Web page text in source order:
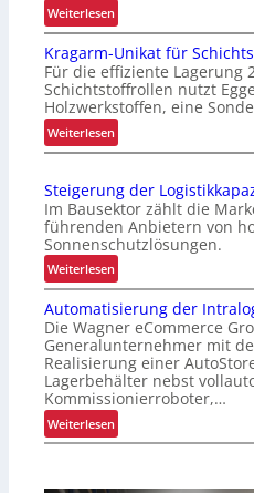
Weiterlesen:
V
e
r
b
e
s
s
r
t
e
K
u
n
d
e
n
e
r
Kragarm-Unikat für
Für die effiziente Lagerung
Schichtstoffrollen nutzt
Holzwerkstoffen, eine
Weiterlesen:
K
a
g
a
r
m
n
i
k
a
t
f
r
Steigerung der
Im Bausektor zählt die
führenden Anbietern von
Sonnenschutzlösungen.
Weiterlesen:
S
t
e
i
g
e
r
u
Automatisierung der
Die Wagner eCommerce
Generalunternehmer mit
Realisierung einer
Lagerbehälter nebst
Kommissionierroboter,…
Weiterlesen:
A
t